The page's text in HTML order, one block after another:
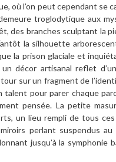
où l’on peut cependant se
troglodytique aux
des branches sculptant la
la silhouette
la prison glaciale et
décor artisanal reflet
sur un fragment de
talent pour parer chaque
pensée. La petite
un lieu rempli de tous ces
perlant suspendus au
jusqu’à la symphonie